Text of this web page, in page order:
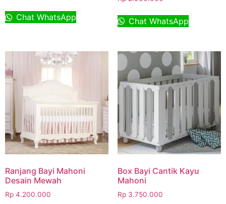
Chat WhatsApp Chat WhatsApp
Ranjang Bayi Mahoni
Desain Mewah
Rp 4.200.000
Box Bayi Cantik Kayu
Mahoni
Rp3.750.000